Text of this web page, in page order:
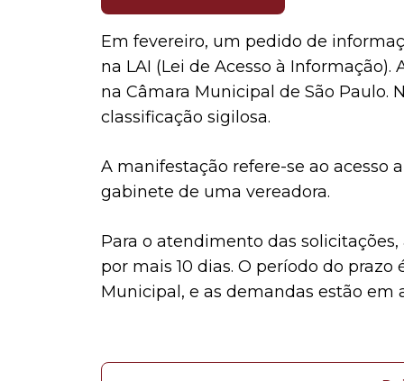
Em fevereiro, um pedido de
na LAI (Lei de Acesso à
na Câmara Municipal de São Paulo.
classificação sigilosa.
A manifestação refere-se ao acesso
gabinete de uma vereadora.
Para o atendimento das
por mais 10 dias. O período do
Municipal, e as demandas estão em